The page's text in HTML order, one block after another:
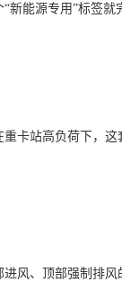
“新能源专用”标签
卡站高负荷下，这
风、顶部强制排风